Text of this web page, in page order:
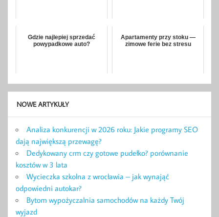
Gdzie najlepiej sprzedać
powypadkowe auto?
Apartamenty przy stoku —
zimowe ferie bez stresu
NOWE ARTYKUŁY
Analiza konkurencji w 2026 roku: Jakie programy SEO
dają największą przewagę?
Dedykowany crm czy gotowe pudełko? porównanie
kosztów w 3 lata
Wycieczka szkolna z wrocławia – jak wynająć
odpowiedni autokar?
Bytom wypożyczalnia samochodów na każdy Twój
wyjazd